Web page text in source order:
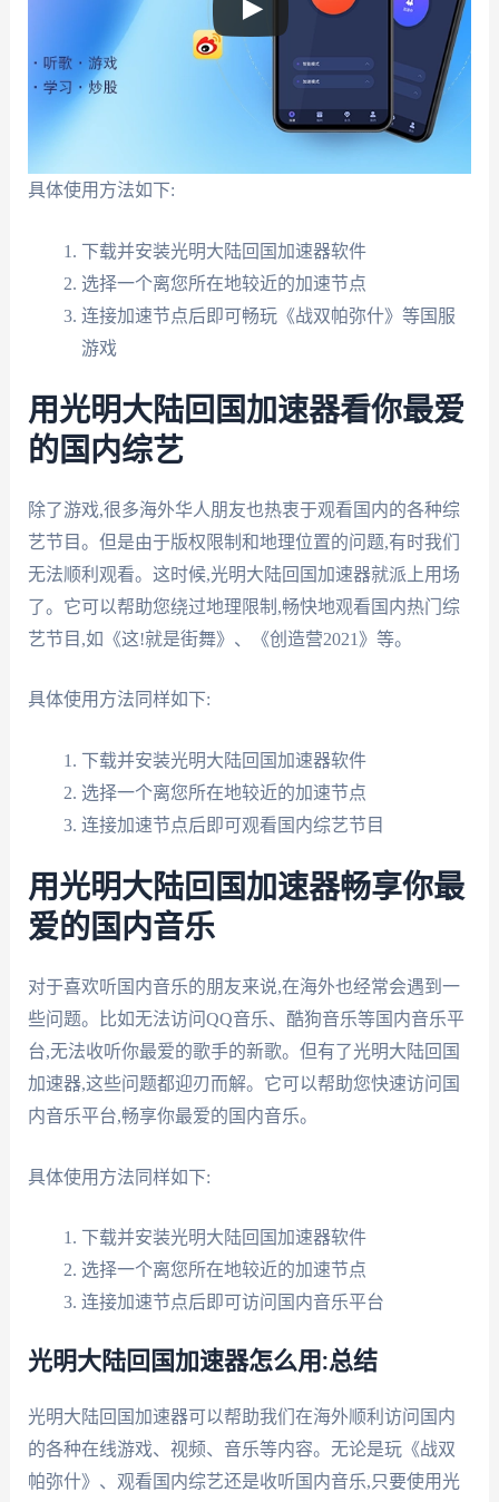
具体使用方法如下:
下载并安装光明大陆回国加速器软件
选择一个离您所在地较近的加速节点
连接加速节点后即可畅玩《战双帕弥什》等国服
游戏
用光明大陆回国加速器看你最爱
的国内综艺
除了游戏,很多海外华人朋友也热衷于观看国内的各种综
艺节目。但是由于版权限制和地理位置的问题,有时我们
无法顺利观看。这时候,光明大陆回国加速器就派上用场
了。它可以帮助您绕过地理限制,畅快地观看国内热门综
艺节目,如《这!就是街舞》、《创造营2021》等。
具体使用方法同样如下:
下载并安装光明大陆回国加速器软件
选择一个离您所在地较近的加速节点
连接加速节点后即可观看国内综艺节目
用光明大陆回国加速器畅享你最
爱的国内音乐
对于喜欢听国内音乐的朋友来说,在海外也经常会遇到一
些问题。比如无法访问QQ音乐、酷狗音乐等国内音乐平
台,无法收听你最爱的歌手的新歌。但有了光明大陆回国
加速器,这些问题都迎刃而解。它可以帮助您快速访问国
内音乐平台,畅享你最爱的国内音乐。
具体使用方法同样如下:
下载并安装光明大陆回国加速器软件
选择一个离您所在地较近的加速节点
连接加速节点后即可访问国内音乐平台
光明大陆回国加速器怎么用:总结
光明大陆回国加速器可以帮助我们在海外顺利访问国内
的各种在线游戏、视频、音乐等内容。无论是玩《战双
帕弥什》、观看国内综艺还是收听国内音乐,只要使用光